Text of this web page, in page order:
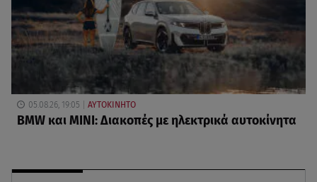
05.08.26, 19:05 ΑΥΤΟΚΙΝΗΤΟ
BMW και MINI: Διακοπές με ηλεκτρικά αυτοκίνητα